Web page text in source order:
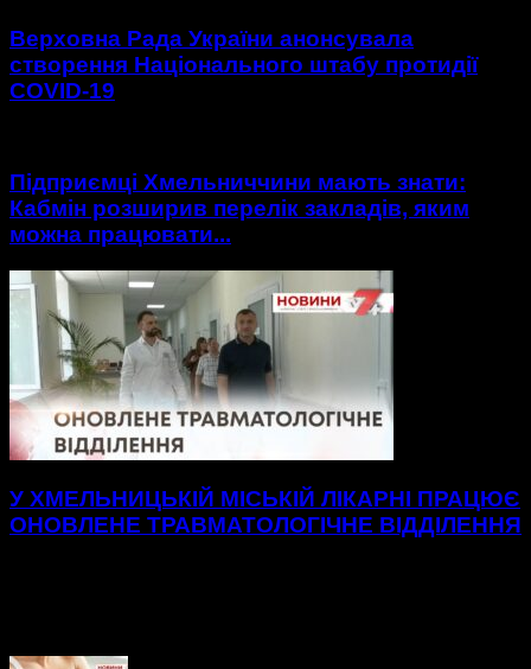
Верховна Рада України анонсувала
створення Національного штабу протидії
COVID-19
Підприємці Хмельниччини мають знати:
Кабмін розширив перелік закладів, яким
можна працювати...
У ХМЕЛЬНИЦЬКІЙ МІСЬКІЙ ЛІКАРНІ ПРАЦЮЄ
ОНОВЛЕНЕ ТРАВМАТОЛОГІЧНЕ ВІДДІЛЕННЯ